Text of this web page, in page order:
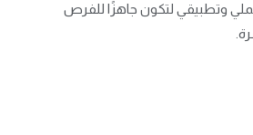
وتطبيقي لتكون جاهزًا للفرص